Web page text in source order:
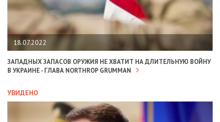
18.07.2022
ЗАПАДНЫХ ЗАПАСОВ ОРУЖИЯ НЕ ХВАТИТ НА ДЛИТЕЛЬНУЮ ВОЙНУ
В УКРАИНЕ - ГЛАВА NORTHROP GRUMMAN
УВИДЕНО